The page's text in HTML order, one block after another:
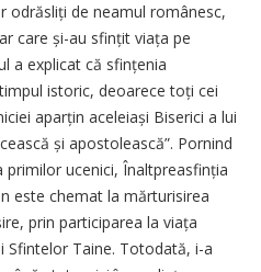
odrăsliți de neamul românesc,
care și-au sfințit viața pe
a explicat că sfințenia
istoric, deoarece toți cei
aparțin aceleiași Biserici a lui
și apostolească”. Pornind
ucenici, Înaltpreasfinția
este chemat la mărturisirea
prin participarea la viața
Sfintelor Taine. Totodată, i-a